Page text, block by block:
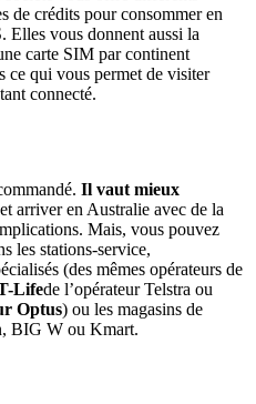
de crédits pour consommer en
Elles vous donnent aussi la
carte SIM par continent
ce qui vous permet de visiter
connecté.
Il vaut mieux
et arriver en Australie avec de la
Mais, vous pouvez
les stations-service,
(des mêmes opérateurs de
Lifede l’opérateur Telstra ou
Optus) ou les magasins de
BIG W ou Kmart.